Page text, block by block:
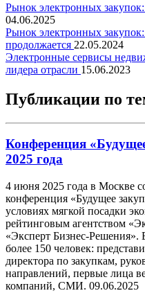
Рынок электронных закупок:
04.06.2025
Рынок электронных
продолжается 22.05.2024
Электронные сервисы
лидера отрасли 15.06.2023
Публикации по
Конференция
2025 года
4 июня 2025 года в Москве
конференция «Будущее
условиях мягкой посадки
рейтинговым агентством
«Эксперт Бизнес-Решения».
более 150 человек:
директора по закупкам,
направлений, первые лица
компаний, СМИ. 09.06.2025